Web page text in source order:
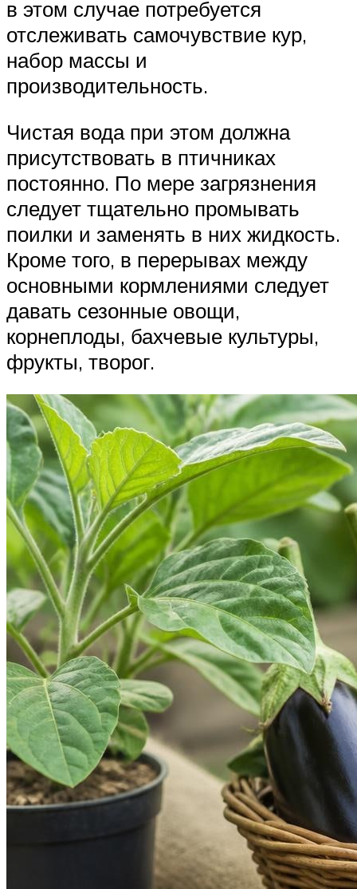
в этом случае потребуется
отслеживать самочувствие кур,
набор массы и
производительность.
Чистая вода при этом должна
присутствовать в птичниках
постоянно. По мере загрязнения
следует тщательно промывать
поилки и заменять в них жидкость.
Кроме того, в перерывах между
основными кормлениями следует
давать сезонные овощи,
корнеплоды, бахчевые культуры,
фрукты, творог.